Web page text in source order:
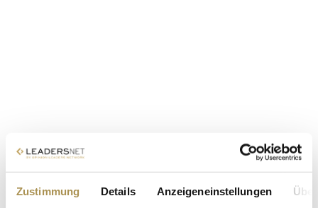
Zustimmung Details Anzeigeneinstellungen